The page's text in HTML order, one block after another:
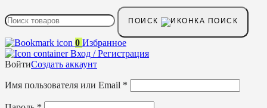
ПОИСК
0 Избранное
Вход / Регистрация
ВойтиСоздать аккаунт
Имя пользователя или Email *